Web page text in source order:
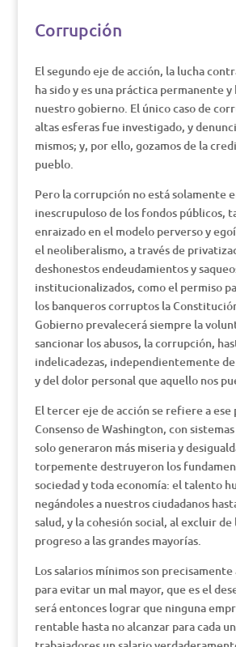
Corrupción
El segundo eje de acción, la lucha
ha sido y es una práctica permanente y
nuestro gobierno. El único caso de
altas esferas fue investigado, y
mismos; y, por ello, gozamos de la
pueblo.
Pero la corrupción no está solamente
inescrupuloso de los fondos públicos,
enraizado en el modelo perverso y
el neoliberalismo, a través de
deshonestos endeudamientos y
institucionalizados, como el permiso
los banqueros corruptos la
Gobierno prevalecerá siempre la
sancionar los abusos, la corrupción,
indelicadezas, independientemente
y del dolor personal que aquello nos
El tercer eje de acción se refiere a ese
Consenso de Washington, con
solo generaron más miseria y
torpemente destruyeron los
sociedad y toda economía: el talento
negándoles a nuestros ciudadanos
salud, y la cohesión social, al excluir
progreso a las grandes mayorías.
Los salarios mínimos son
para evitar un mal mayor, que es el
será entonces lograr que ninguna
rentable hasta no alcanzar para cada